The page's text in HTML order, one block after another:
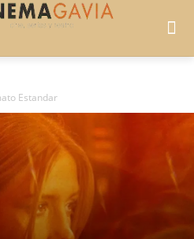
Estandar